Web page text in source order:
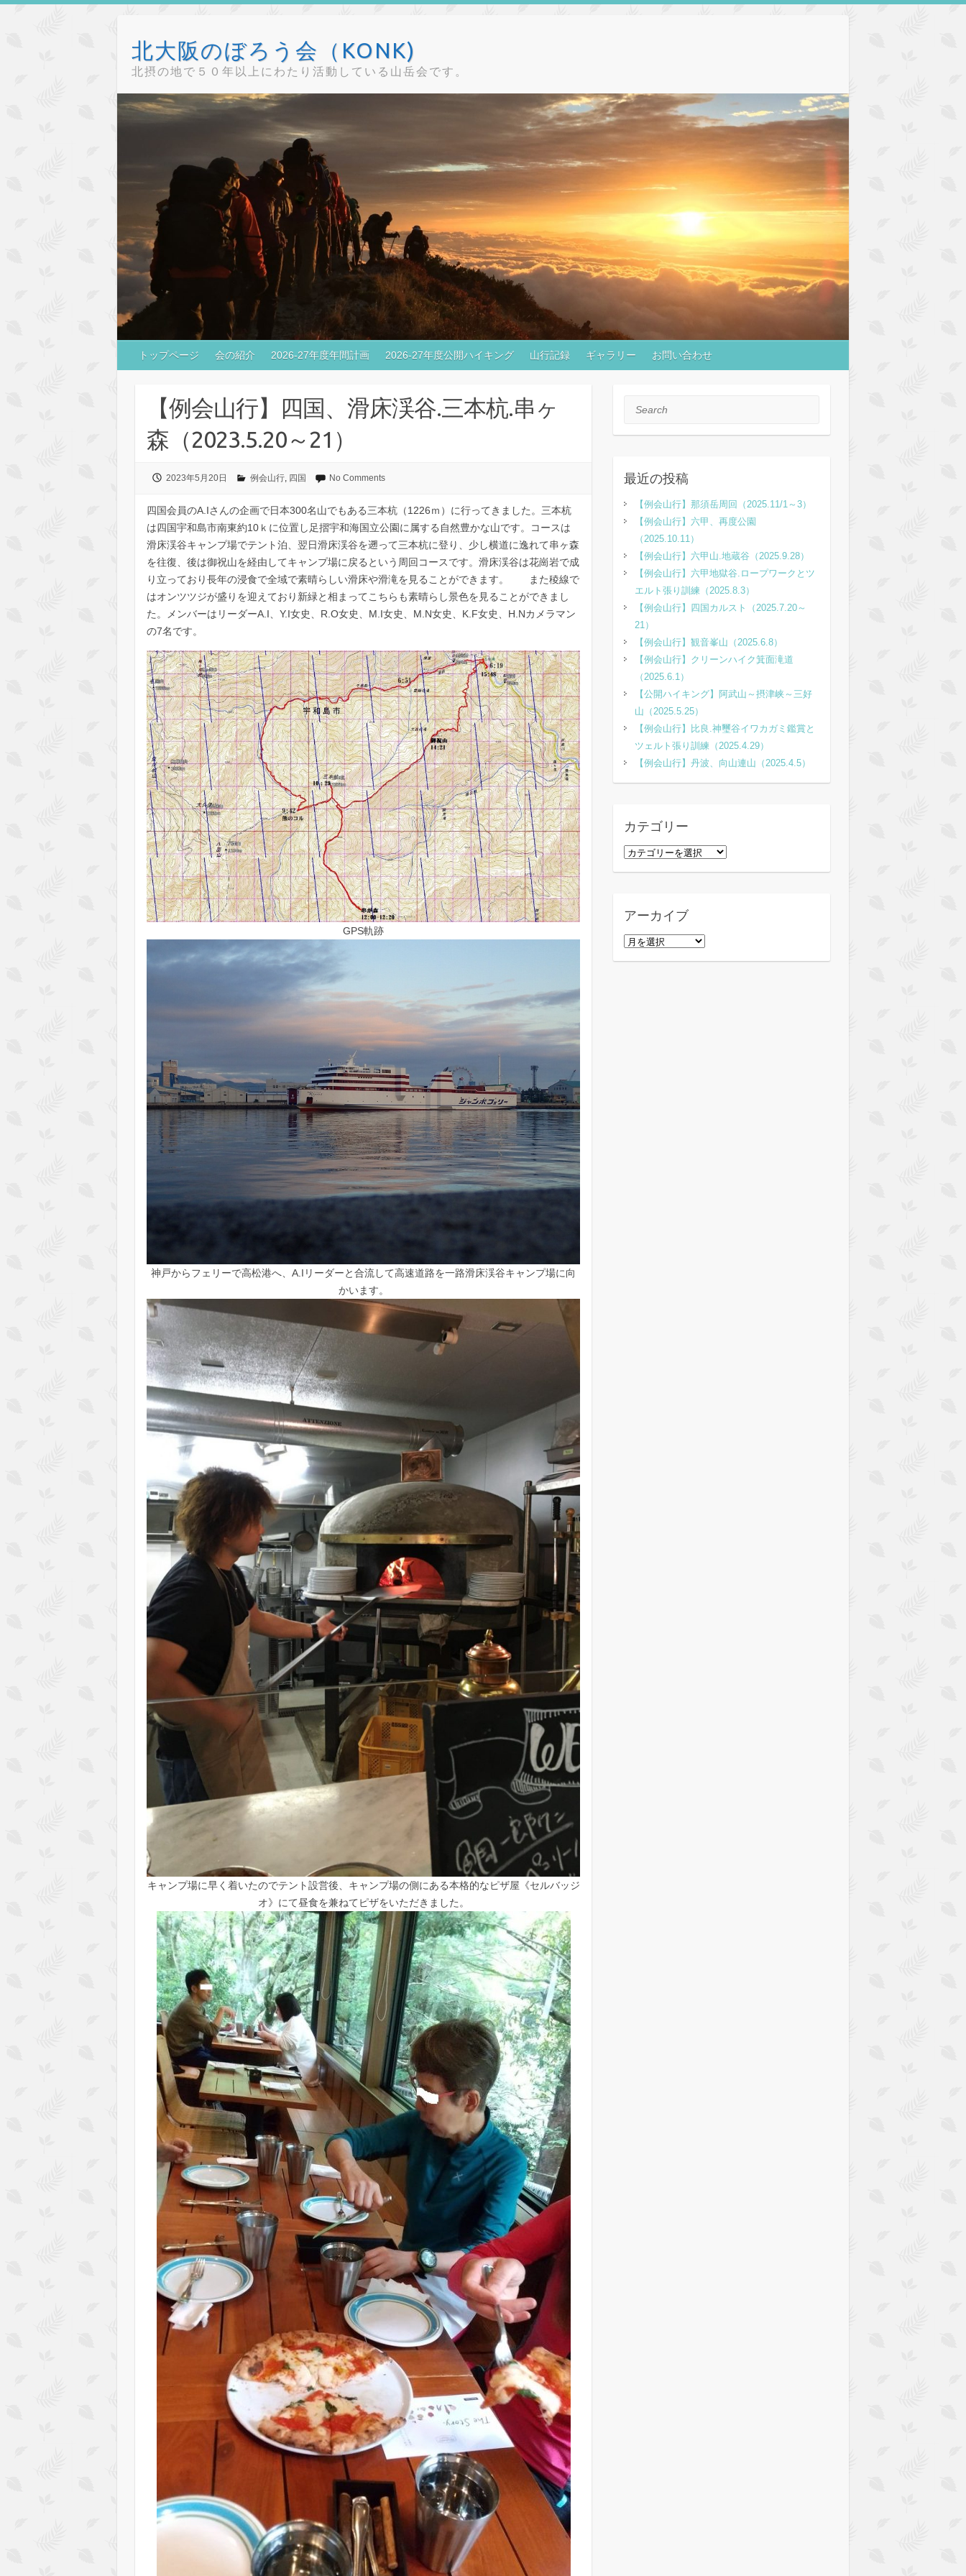
北大阪のぼろう会（KONK)
北摂の地で５０年以上にわたり活動している山岳会です。
トップページ 会の紹介 2026-27年度年間計画 2026-27年度公開ハイキング 山行記録 ギャラリー お問い合わせ
【例会山行】四国、滑床渓谷.三本杭.串ヶ
森（2023.5.20～21）
2023年5月20日 例会山行, 四国 No Comments
四国会員のA.Iさんの企画で日本300名山でもある三本杭（1226ｍ）に行ってきました。三本杭
は四国宇和島市南東約10ｋに位置し足摺宇和海国立公園に属する自然豊かな山です。コースは
滑床渓谷キャンプ場でテント泊、翌日滑床渓谷を遡って三本杭に登り、少し横道に逸れて串ヶ森
を往復、後は御祝山を経由してキャンプ場に戻るという周回コースです。滑床渓谷は花崗岩で成
り立っており長年の浸食で全域で素晴らしい滑床や滑滝を見ることができます。 また稜線で
はオンツツジが盛りを迎えており新緑と相まってこちらも素晴らし景色を見ることができまし
た。メンバーはリーダーA.I、Y.I女史、R.O女史、M.I女史、M.N女史、K.F女史、H.Nカメラマン
の7名です。
GPS軌跡
神戸からフェリーで高松港へ、A.Iリーダーと合流して高速道路を一路滑床渓谷キャンプ場に向
かいます。
キャンプ場に早く着いたのでテント設営後、キャンプ場の側にある本格的なピザ屋《セルバッジ
オ》にて昼食を兼ねてピザをいただきました。
Search
最近の投稿
【例会山行】那須岳周回（2025.11/1～3）
【例会山行】六甲、再度公園
（2025.10.11）
【例会山行】六甲山.地蔵谷（2025.9.28）
【例会山行】六甲地獄谷.ロープワークとツ
エルト張り訓練（2025.8.3）
【例会山行】四国カルスト（2025.7.20～
21）
【例会山行】観音峯山（2025.6.8）
【例会山行】クリーンハイク箕面滝道
（2025.6.1）
【公開ハイキング】阿武山～摂津峡～三好
山（2025.5.25）
【例会山行】比良.神璽谷イワカガミ鑑賞と
ツェルト張り訓練（2025.4.29）
【例会山行】丹波、向山連山（2025.4.5）
カテゴリー
カ
テ
ー
アーカイブ
ア
ー